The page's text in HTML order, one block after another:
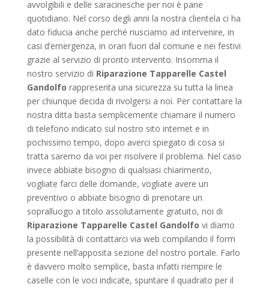
avvolgibili e delle saracinesche per noi è pane
quotidiano. Nel corso degli anni la nostra clientela ci ha
dato fiducia anche perché riusciamo ad intervenire, in
casi d’emergenza, in orari fuori dal comune e nei festivi
grazie al servizio di pronto intervento. Insomma il
nostro servizio di Riparazione Tapparelle Castel
Gandolfo rappresenta una sicurezza su tutta la linea
per chiunque decida di rivolgersi a noi. Per contattare la
nostra ditta basta semplicemente chiamare il numero
di telefono indicato sul nostro sito internet e in
pochissimo tempo, dopo averci spiegato di cosa si
tratta saremo da voi per risolvere il problema. Nel caso
invece abbiate bisogno di qualsiasi chiarimento,
vogliate farci delle domande, vogliate avere un
preventivo o abbiate bisogno di prenotare un
sopralluogo a titolo assolutamente gratuito, noi di
Riparazione Tapparelle Castel Gandolfo vi diamo
la possibilità di contattarci via web compilando il form
presente nell’apposita sezione del nostro portale. Farlo
è davvero molto semplice, basta infatti riempire le
caselle con le voci indicate, spuntare il quadrato per il